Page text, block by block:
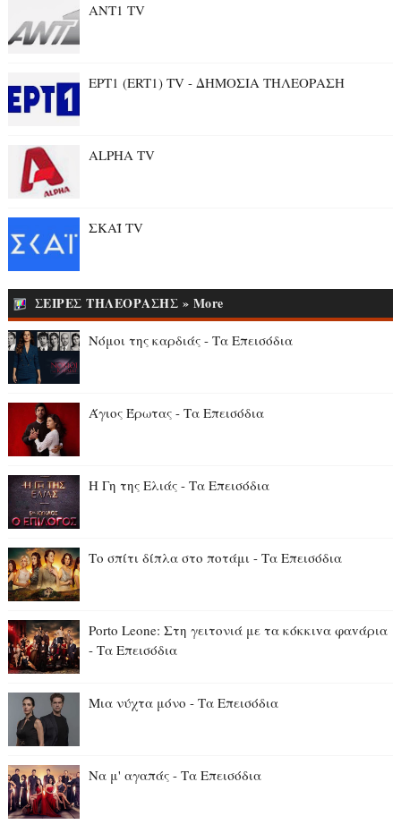
ANT1 TV
ΕΡΤ1 (ERT1) TV - ΔΗΜΟΣΙΑ ΤΗΛΕΟΡΑΣΗ
ALPHA TV
ΣΚΑΪ TV
ΣΕΙΡΕΣ ΤΗΛΕΟΡΑΣΗΣ » More
Νόμοι της καρδιάς - Τα Επεισόδια
Άγιος Έρωτας - Τα Επεισόδια
Η Γη της Ελιάς - Τα Επεισόδια
Το σπίτι δίπλα στο ποτάμι - Τα Επεισόδια
Porto Leone: Στη γειτονιά με τα κόκκιvα φαvάρια
- Τα Επεισόδια
Μια νύχτα μόνο - Τα Επεισόδια
Να μ' αγαπάς - Τα Επεισόδια